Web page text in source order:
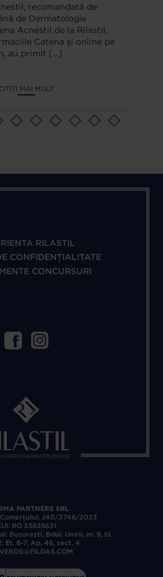
recomandată de
de Dermatologie
Acnestil de la Rilastil,
Catena și online pe
au primit […]
CITITI MAI MULT
RILASTIL
CONFIDENȚIALITATE
CONCURSURI
PARTNERS SRL
J40/3746/2023
RO 33836631
Bucureşti, Bdul. Unirii, nr. 9, bl.
Et. 6-7, Ap. 46, sect. 4